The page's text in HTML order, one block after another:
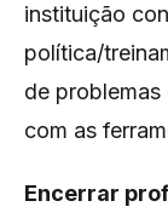
instituição
política/
de
com as
Encerrar